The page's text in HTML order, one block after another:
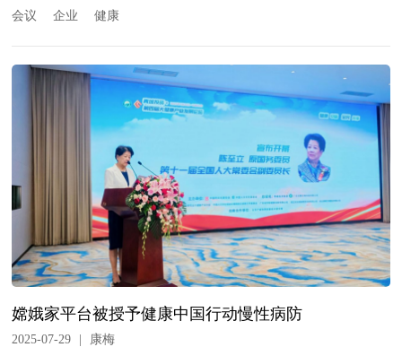
会议
企业 健康
嫦娥家平台被授予健康中国行动慢性病防
2025-07-29
康梅